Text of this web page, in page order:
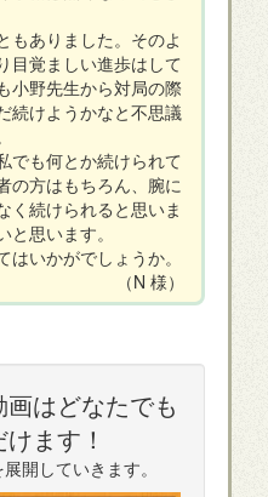
もありました。そのよ
目覚ましい進歩はして
小野先生から対局の際
続けようかなと不思議
でも何とか続けられて
の方はもちろん、腕に
く続けられると思いま
思います。
いかがでしょうか。
（N 様）
はどなたでも
ます！
開していきます。